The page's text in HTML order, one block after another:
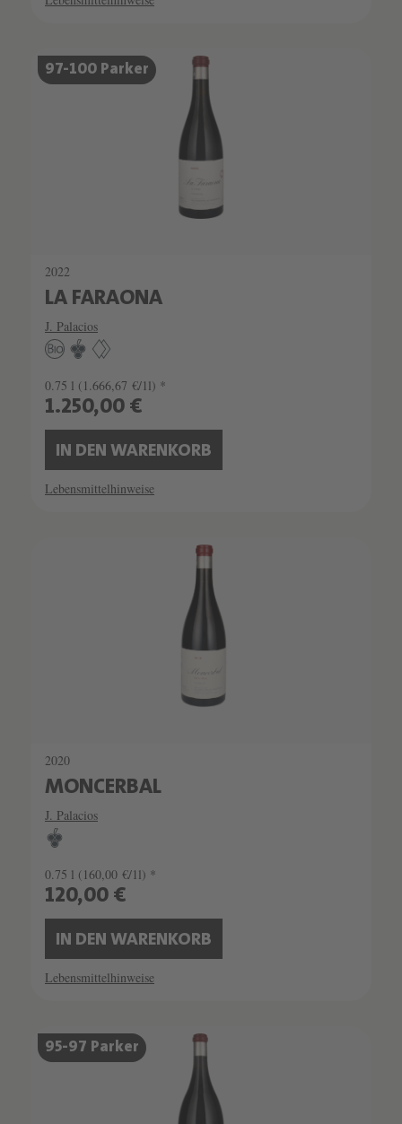
SCHATZKAMMER
SEHR LIMITIERT
97-100 Parker
2022
LA FARAONA
J. Palacios
0.75 l (1.666,67 €/1l) *
1.250,00 €
IN DEN WARENKORB
Lebensmittelhinweise
2020
MONCERBAL
J. Palacios
0.75 l (160,00 €/1l) *
120,00 €
IN DEN WARENKORB
Lebensmittelhinweise
95-97 Parker